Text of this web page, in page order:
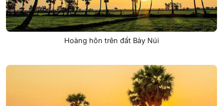
Hoàng hôn trên đất Bảy Núi